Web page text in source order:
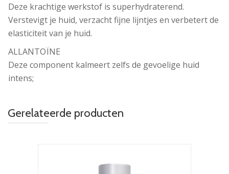
Deze krachtige werkstof is superhydraterend.
Verstevigt je huid, verzacht fijne lijntjes en verbetert de
elasticiteit van je huid.
ALLANTOÏNE
Deze component kalmeert zelfs de gevoelige huid
intens;
Gerelateerde producten